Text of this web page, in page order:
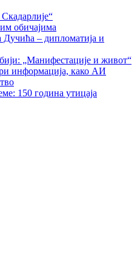
обичајима
– дипломатија и
„Манифестације и живот“
информација, како АИ
150 година утицаја